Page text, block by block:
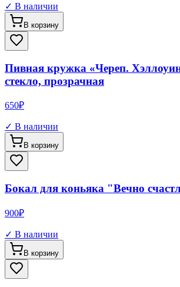
✓ В наличии
В корзину
Пивная кружка «Череп.
стекло, прозрачная
650₽
✓ В наличии
В корзину
Бокал для коньяка "Вечно
900₽
✓ В наличии
В корзину